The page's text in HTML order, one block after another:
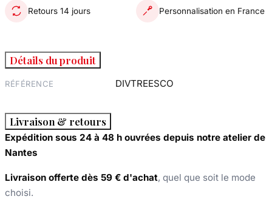
Retours 14 jours
Personnalisation en France
Détails du produit
RÉFÉRENCE DIVTREESCO
Livraison & retours
Expédition sous 24 à 48 h ouvrées depuis notre atelier de
Nantes
Livraison offerte dès 59 € d'achat, quel que soit le mode
choisi.